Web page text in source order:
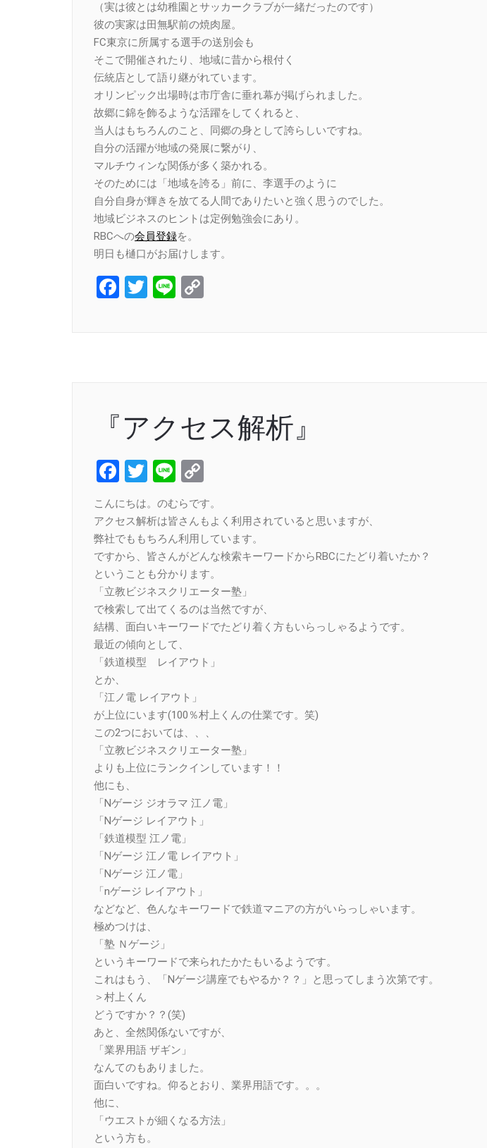
（実は彼とは幼稚園とサッカークラブが一緒だったのです）
彼の実家は田無駅前の焼肉屋。
FC東京に所属する選手の送別会も
そこで開催されたり、地域に昔から根付く
伝統店として語り継がれています。
オリンピック出場時は市庁舎に垂れ幕が掲げられました。
故郷に錦を飾るような活躍をしてくれると、
当人はもちろんのこと、同郷の身として誇らしいですね。
自分の活躍が地域の発展に繋がり、
マルチウィンな関係が多く築かれる。
そのためには「地域を誇る」前に、李選手のように
自分自身が輝きを放てる人間でありたいと強く思うのでした。
地域ビジネスのヒントは定例勉強会にあり。
RBCへの会員登録を。
明日も樋口がお届けします。
Facebook
Twitter
Line
『アクセス解析』
Facebook
Twitter
Line
Link
こんにちは。のむらです。
アクセス解析は皆さんもよく利用されていると思いますが、
弊社でももちろん利用しています。
ですから、皆さんがどんな検索キーワードからRBCにたどり着いたか？
ということも分かります。
「立教ビジネスクリエーター塾」
で検索して出てくるのは当然ですが、
結構、面白いキーワードでたどり着く方もいらっしゃるようです。
最近の傾向として、
「鉄道模型 レイアウト」
とか、
「江ノ電 レイアウト」
が上位にいます(100％村上くんの仕業です。笑)
この2つにおいては、、、
「立教ビジネスクリエーター塾」
よりも上位にランクインしています！！
他にも、
「Nゲージ ジオラマ 江ノ電」
「Nゲージ レイアウト」
「鉄道模型 江ノ電」
「Nゲージ 江ノ電 レイアウト」
「Nゲージ 江ノ電」
「nゲージ レイアウト」
などなど、色んなキーワードで鉄道マニアの方がいらっしゃいます。
極めつけは、
「塾 Ｎゲージ」
というキーワードで来られたかたもいるようです。
これはもう、「Nゲージ講座でもやるか？？」と思ってしまう次第です。
＞村上くん
どうですか？？(笑)
あと、全然関係ないですが、
「業界用語 ザギン」
なんてのもありました。
面白いですね。仰るとおり、業界用語です。。。
他に、
「ウエストが細くなる方法」
という方も。